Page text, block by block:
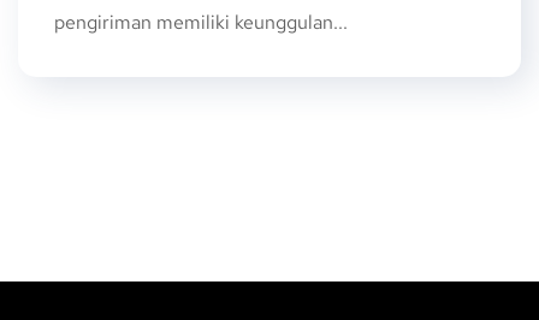
pengiriman memiliki keunggulan...